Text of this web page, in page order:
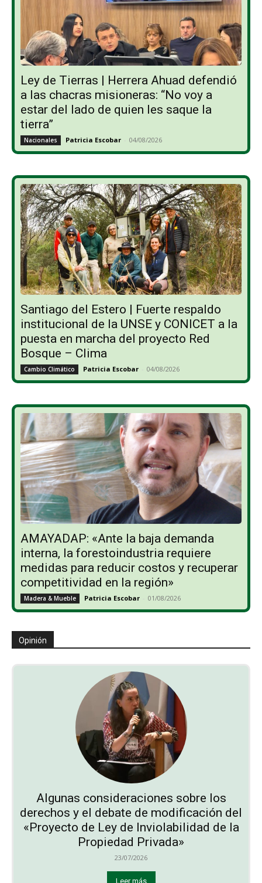
Ley de Tierras | Herrera Ahuad defendió
a las chacras misioneras: “No voy a
estar del lado de quien les saque la
tierra”
Nacionales Patricia Escobar - 04/08/2026
Santiago del Estero | Fuerte respaldo
institucional de la UNSE y CONICET a la
puesta en marcha del proyecto Red
Bosque – Clima
Cambio Climático Patricia Escobar - 04/08/2026
AMAYADAP: «Ante la baja demanda
interna, la forestoindustria requiere
medidas para reducir costos y recuperar
competitividad en la región»
Madera & Mueble Patricia Escobar - 01/08/2026
Opinión
Algunas consideraciones sobre los
derechos y el debate de modificación del
«Proyecto de Ley de Inviolabilidad de la
Propiedad Privada»
23/07/2026
Leer más